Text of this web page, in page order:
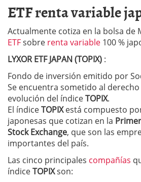
ETF renta variable
Actualmente cotiza en la bolsa de
ETFsobre renta variable 100 %
LYXOR ETF JAPAN (TOPIX) :
Fondo de inversión emitido por
Se encuentra sometido al
evolución del índiceTOPIX.
El índiceTOPIXestá compuesto
japonesas que cotizan en la
Stock Exchange, que son las
importantes del país.
Las cinco principales compañías
índiceTOPIXson: